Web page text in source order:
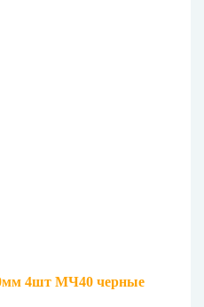
4шт МЧ40 черные